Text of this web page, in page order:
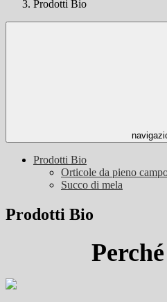
Prodotti Bio
Prodotti Bio
Orticole da pieno
Succo di mela
Prodotti Bio